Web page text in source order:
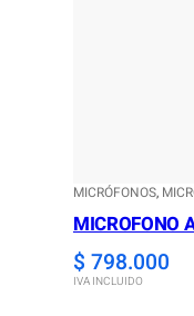
MICRÓFONOS,
MICROFONO
$ 798.000
IVA INCLUIDO